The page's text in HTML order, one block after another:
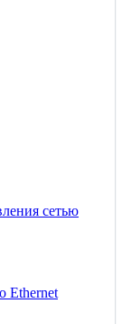
сетью
Ethernet